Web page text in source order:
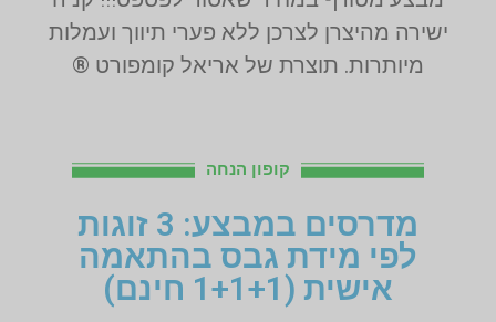
ישירה מהיצרן לצרכן ללא פערי תיווך ועמלות
מיותרות. תוצרת של אריאל קומפורט ®
קופון הנחה
מדרסים במבצע: 3 זוגות
לפי מידת גבס בהתאמה
אישית (1+1+1 חינם)